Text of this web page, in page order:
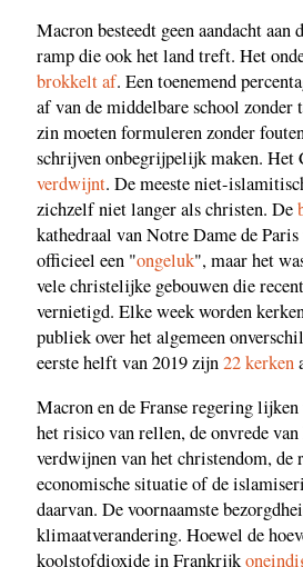
Macron besteedt geen aandacht aan
ramp die ook het land treft. Het
brokkelt af. Een toenemend
af van de middelbare school zonder
zin moeten formuleren zonder
schrijven onbegrijpelijk maken. Het
verdwijnt. De meeste niet-
zichzelf niet langer als christen. De
kathedraal van Notre Dame de
officieel een "ongeluk", maar het
vele christelijke gebouwen die
vernietigd. Elke week worden
publiek over het algemeen
eerste helft van 2019 zijn22 kerken
Macron en de Franse regering
het risico van rellen, de onvrede
verdwijnen van het christendom, de
economische situatie of de
daarvan. De voornaamste
klimaatverandering. Hoewel de
koolstofdioxide in Frankrijk